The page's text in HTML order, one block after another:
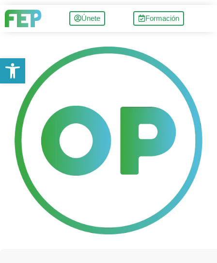
Únete Formación
Abrir barra de herramientas